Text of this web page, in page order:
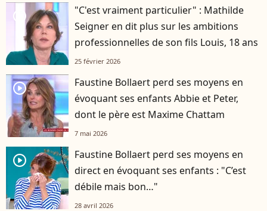
player2
"C'est vraiment particulier" : Mathilde
Seigner en dit plus sur les ambitions
professionnelles de son fils Louis, 18 ans
25 février 2026
player2
Faustine Bollaert perd ses moyens en
évoquant ses enfants Abbie et Peter,
dont le père est Maxime Chattam
7 mai 2026
player2
Faustine Bollaert perd ses moyens en
direct en évoquant ses enfants : "C’est
débile mais bon…"
28 avril 2026